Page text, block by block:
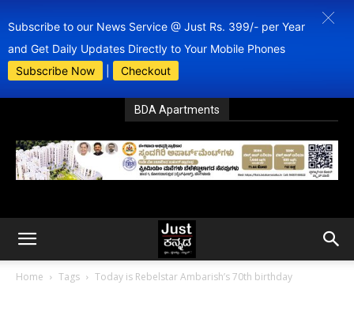
Subscribe to our News Service @ Just Rs. 399/- per Year
and Get Daily Updates Directly to Your Mobile Phones
Subscribe Now
Checkout
BDA Apartments
Home Tags Today is Rebelstar Ambarish’s 70th birthday